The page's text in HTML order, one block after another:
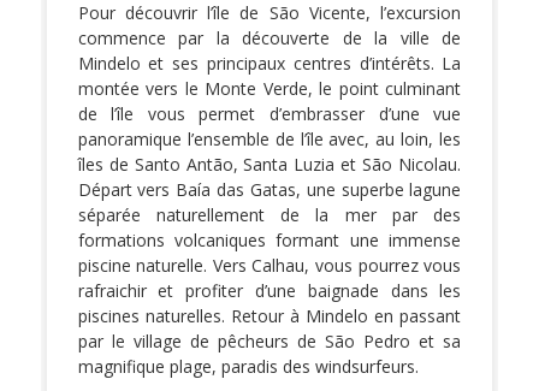
Pour découvrir l’île de São Vicente, l’excursion
commence par la découverte de la ville de
Mindelo et ses principaux centres d’intérêts. La
montée vers le Monte Verde, le point culminant
de l’île vous permet d’embrasser d’une vue
panoramique l’ensemble de l’île avec, au loin, les
îles de Santo Antão, Santa Luzia et São Nicolau.
Départ vers Baía das Gatas, une superbe lagune
séparée naturellement de la mer par des
formations volcaniques formant une immense
piscine naturelle. Vers Calhau, vous pourrez vous
rafraichir et profiter d’une baignade dans les
piscines naturelles. Retour à Mindelo en passant
par le village de pêcheurs de São Pedro et sa
magnifique plage, paradis des windsurfeurs.